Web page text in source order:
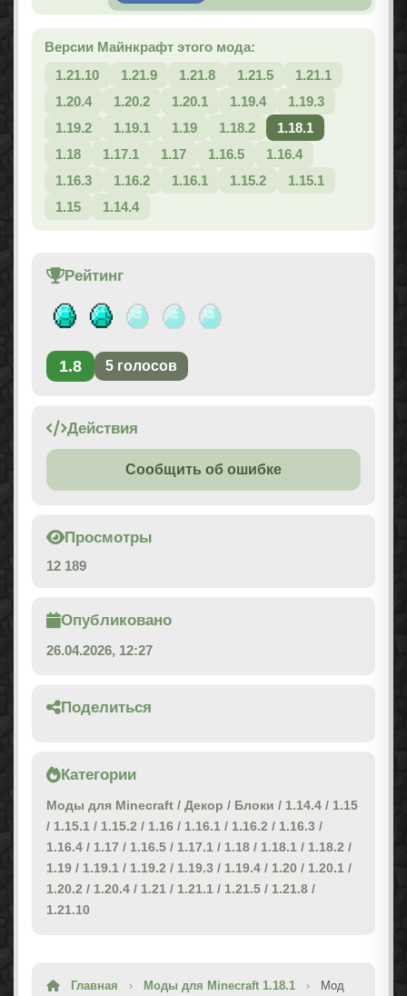
Версии Майнкрафт этого мода:
1.21.10
1.21.9 1.21.8 1.21.5
1.21.1
1.20.4
1.20.2 1.20.1 1.19.4
1.19.3
1.19.2
1.19.1 1.19 1.18.2
1.18.1
1.18
1.17.1 1.17 1.16.5
1.16.4
1.16.3
1.16.2 1.16.1 1.15.2
1.15.1
1.15
1.14.4
Рейтинг
1.8 5 голосов
Действия
Сообщить об ошибке
Просмотры
12 189
Опубликовано
26.04.2026, 12:27
Поделиться
Категории
Моды для Minecraft / Декор / Блоки / 1.14.4 / 1.15
/ 1.15.1 / 1.15.2 / 1.16 / 1.16.1 / 1.16.2 / 1.16.3 /
1.16.4 / 1.17 / 1.16.5 / 1.17.1 / 1.18 / 1.18.1 / 1.18.2 /
1.19 / 1.19.1 / 1.19.2 / 1.19.3 / 1.19.4 / 1.20 / 1.20.1 /
1.20.2 / 1.20.4 / 1.21 / 1.21.1 / 1.21.5 / 1.21.8 /
1.21.10
Главная › Моды для Minecraft 1.18.1 › Мод